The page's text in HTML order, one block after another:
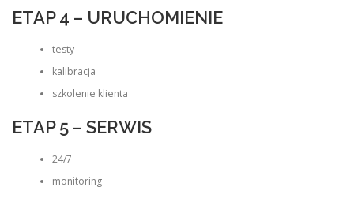
ETAP 4 – URUCHOMIENIE
testy
kalibracja
szkolenie klienta
ETAP 5 – SERWIS
24/7
monitoring